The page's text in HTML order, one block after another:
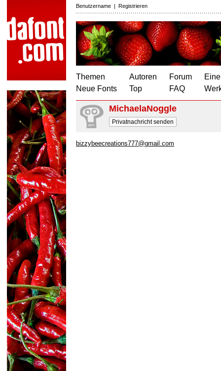
Benutzername | Registrieren
Themen
Neue Fonts
Autoren
Top
Forum
FAQ
MichaelaNoggle
Privatnachricht senden
bizzybeecreations777@gmail.com